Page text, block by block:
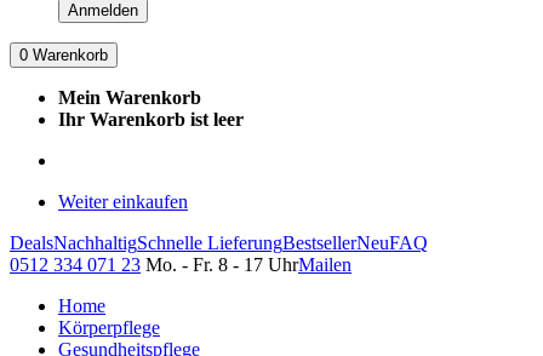
Anmelden
0 Warenkorb
Mein Warenkorb
Ihr Warenkorb ist leer
Weiter einkaufen
DealsNachhaltigSchnelle LieferungBestsellerNeuFAQ
0512 334 071 23 Mo. - Fr. 8 - 17 UhrMailen
Home
Körperpflege
Gesundheitspflege